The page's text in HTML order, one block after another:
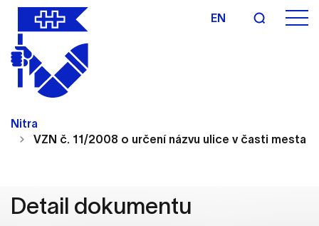
EN
Nitra
VZN č. 11/2008 o určení názvu ulice v časti mesta
Detail dokumentu
Nastavenie cookies
stránky môžu ukladať informácie o vašej aktivite a
preferenciách. Používajú sa napríklad k tomu, aby